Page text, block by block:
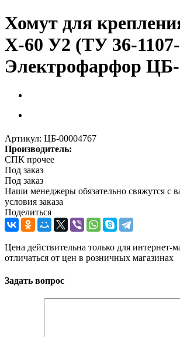
Хомут для
Х-60 У2 (ТУ 36-
Электрофарфор ЦБ-
Артикул: ЦБ-00004767
Производитель:
СПК прочее
Под заказ
Под заказ
Наши менеджеры обязательно свяжутся с
условия заказа
Поделиться
Цена действительна только для интернет-
отличаться от цен в розничных магазинах
Задать вопрос